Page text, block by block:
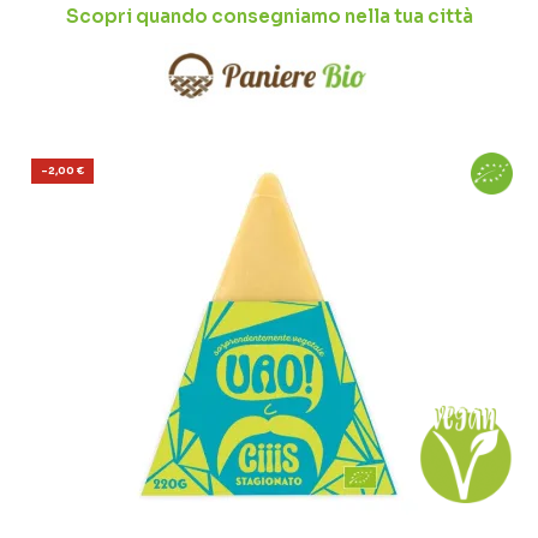
Scopri quando consegniamo nella tua città
-2,00 €